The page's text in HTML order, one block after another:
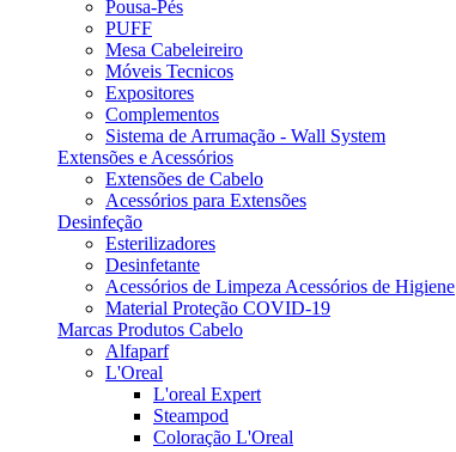
Pousa-Pés
PUFF
Mesa Cabeleireiro
Móveis Tecnicos
Expositores
Complementos
Sistema de Arrumação - Wall System
Extensões e Acessórios
Extensões de Cabelo
Acessórios para Extensões
Desinfeção
Esterilizadores
Desinfetante
Acessórios de Limpeza Acessórios de Higiene
Material Proteção COVID-19
Marcas Produtos Cabelo
Alfaparf
L'Oreal
L'oreal Expert
Steampod
Coloração L'Oreal